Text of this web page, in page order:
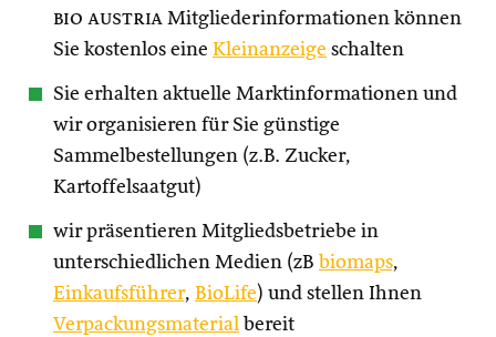
bio austria Mitgliederinformationen können
Sie kostenlos eine Kleinanzeige schalten
Sie erhalten aktuelle Marktinformationen und
wir organisieren für Sie günstige
Sammelbestellungen (z.B. Zucker,
Kartoffelsaatgut)
wir präsentieren Mitgliedsbetriebe in
unterschiedlichen Medien (zB biomaps,
Einkaufsführer, BioLife) und stellen Ihnen
Verpackungsmaterial bereit